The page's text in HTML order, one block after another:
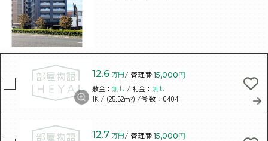
12.6 万円/ 管理費 15,000円
敷金： 無し / 礼金： 無し
1K / (25.52m²) /号数：0404
12.7 万円/ 管理費 15,000円